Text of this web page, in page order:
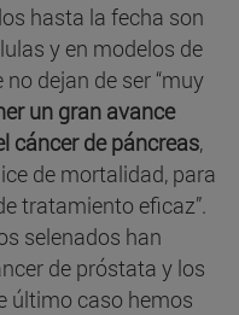
hasta la fecha son
y en modelos de
dejan de ser “muy
un gran avance
cáncer de páncreas,
de mortalidad, para
tratamiento eficaz”.
selenados han
de próstata y los
último caso hemos